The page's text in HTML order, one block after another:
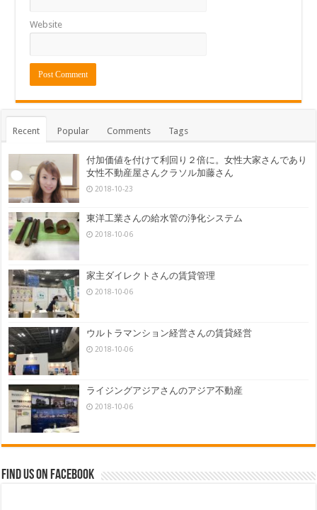
Website
Recent Popular Comments Tags
付加価値を付けて利回り２倍に。女性大家さんであり
女性不動産屋さんクラソル加藤さん
2018-10-23
東洋工業さんの給水管の浄化システム
2018-10-06
家主ダイレクトさんの賃貸管理
2018-10-06
ウルトラマンション経営さんの賃貸経営
2018-10-06
ライジングアジアさんのアジア不動産
2018-10-06
Find us on Facebook